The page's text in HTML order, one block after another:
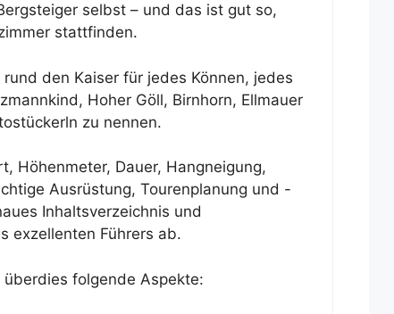
selbst – und das ist gut so,
stattfinden.
den Kaiser für jedes Können, jedes
Hoher Göll, Birnhorn, Ellmauer
zu nennen.
Höhenmeter, Dauer, Hangneigung,
Ausrüstung, Tourenplanung und -
Inhaltsverzeichnis und
exzellenten Führers ab.
folgende Aspekte: